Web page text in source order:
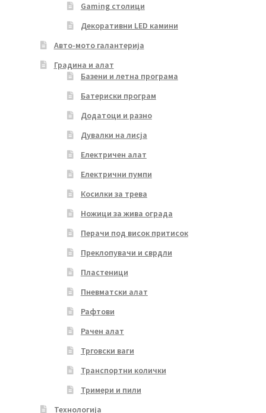
Gaming столици
Декоративни LED камини
Авто-мото галантерија
Градина и алат
Базени и летна програма
Батериски програм
Додатоци и разно
Дувалки на лисја
Електричен алат
Електрични пумпи
Косилки за трева
Ножици за жива ограда
Перачи под висок притисок
Преклопувачи и сврдли
Пластеници
Пневматски алат
Рафтови
Рачен алат
Трговски ваги
Транспортни колички
Тримери и пили
Технологија